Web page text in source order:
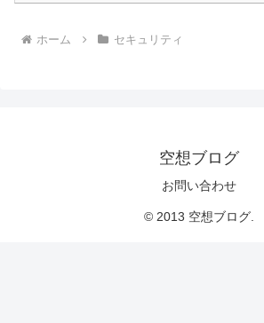
ホーム セキュリティ
空想ブログ
お問い合わせ
© 2013 空想ブログ.